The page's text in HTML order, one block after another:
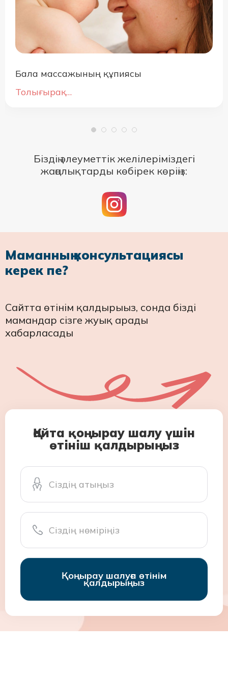
Бала массажының құпиясы
Толығырақ…
Біздің әлеуметтік желілеріміздегі
жаңалықтарды көбірек көріңіз:
Маманның консультациясы
керек пе?
Сайтта өтінім қалдырыңыз, сонда біздің
мамандар сізге жуық арады
хабарласады
Қайта қоңырау шалу үшін
өтініш қалдырыңыз
Қоңырау шалуға өтінім
қалдырыңыз